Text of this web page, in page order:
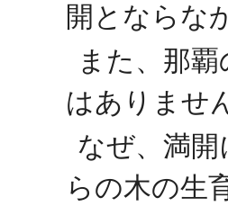
開とならな
また、那
はありませ
なぜ、満
らの木の生